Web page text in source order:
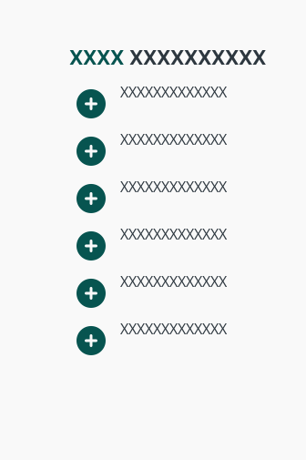
XXXX XXXXXXXXXX
XXXXXXXXXXXXX
XXXXXXXXXXXXX
XXXXXXXXXXXXX
XXXXXXXXXXXXX
XXXXXXXXXXXXX
XXXXXXXXXXXXX